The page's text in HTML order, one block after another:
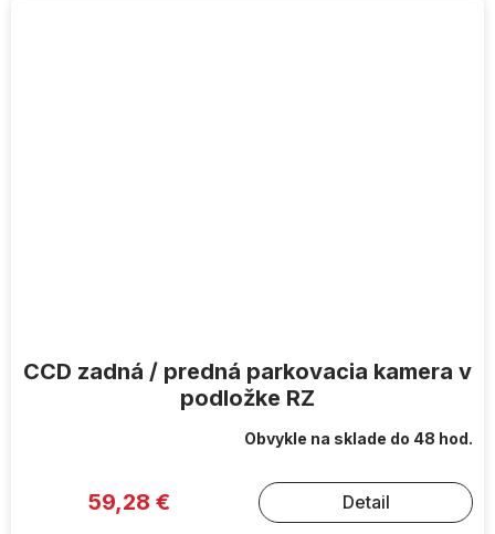
CCD zadná / predná parkovacia kamera v
podložke RZ
Obvykle na sklade do 48 hod.
59,28 € Detail